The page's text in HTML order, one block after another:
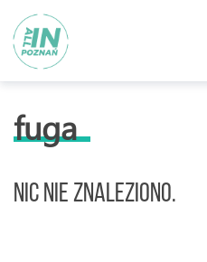
fuga
Nic nie znaleziono.